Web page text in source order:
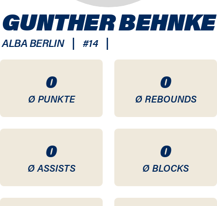
0
Ø PUNKTE
0
Ø REBOUNDS
0
Ø ASSISTS
0
Ø BLOCKS
GUNTHER BEHNKE
ALBA BERLIN | #14 |